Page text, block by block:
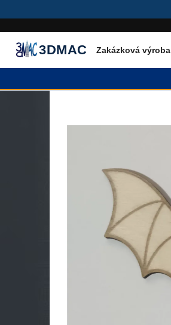
3DMAC Zakázková výroba